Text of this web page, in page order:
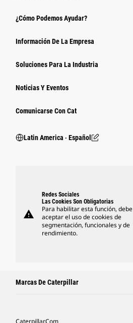
¿Cómo Podemos Ayudar?
Información De La Empresa
Soluciones Para La Industria
Noticias Y Eventos
Comunicarse Con Cat
Latin America ‧ Español
warning
Redes Sociales
Las Cookies Son Obligatorias
Para habilitar esta función, debe
aceptar el uso de cookies de
segmentación, funcionales y de
rendimiento.
Marcas De Caterpillar
Caterpillar.com